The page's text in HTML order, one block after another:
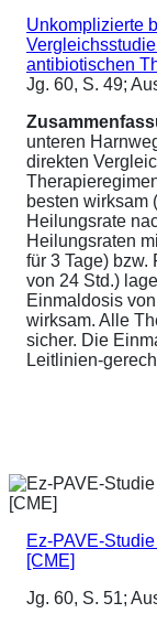
Unkomplizierte
antibiotischen
Jg. 60, S. 49;
unteren
direkten
besten wirksam
Heilungsrate
Heilungsraten
für 3 Tage) bzw.
von 24 Std.)
Einmaldosis
wirksam. Alle
sicher. Die
Leitlinien-
Ez-PAVE-
[CME]
Jg. 60, S. 51;